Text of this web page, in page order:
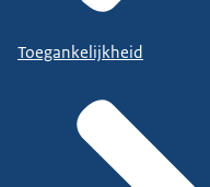
Toegankelijkheid